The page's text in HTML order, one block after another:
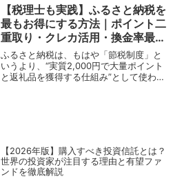
月3万円は再現性高く達成可能です。本記
事では、2026年にお...
【税理士も実践】ふるさと納税を
最もお得にする方法｜ポイント二
重取り・クレカ活用・換金率最強
返礼品まで徹底解説
ふるさと納税は、もはや「節税制度」と
いうより、“実質2,000円で大量ポイント
と返礼品を獲得する仕組み”として使われ
【2026年版】購入すべき投資信託とは？
世界の投資家が注目する理由と有望ファ
ンドを徹底解説